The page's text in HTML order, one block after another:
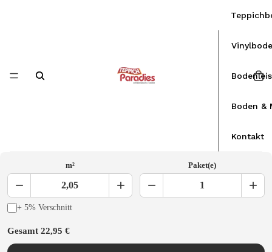
Boden &
Kontakt
m²
− 2,05 +
+ 5% Verschnitt
Paket(e)
− 1 +
Gesamt 22,95 €